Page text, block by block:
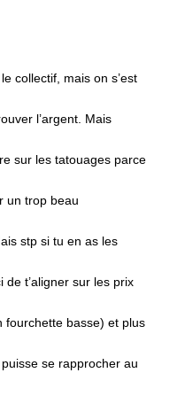
collectif, mais on s’est
l’argent. Mais
sur les tatouages parce
un trop beau
stp si tu en as les
t’aligner sur les prix
fourchette basse) et plus
se rapprocher au